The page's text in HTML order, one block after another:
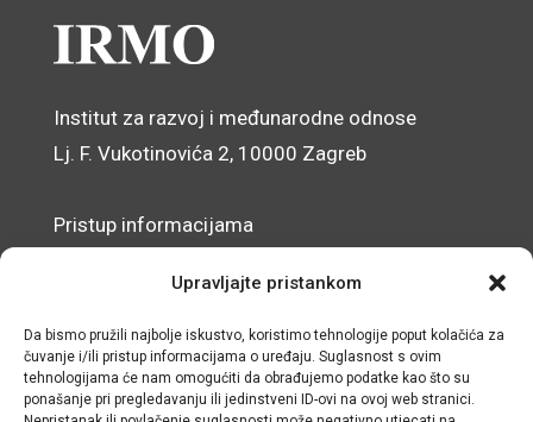
Upravljajte pristankom
Da bismo pružili najbolje iskustvo, koristimo tehnologije poput kolačića za
čuvanje i/ili pristup informacijama o uređaju. Suglasnost s ovim
tehnologijama će nam omogućiti da obrađujemo podatke kao što su
ponašanje pri pregledavanju ili jedinstveni ID-ovi na ovoj web stranici.
Institut za razvoj i međunarodne odnose
Lj. F. Vukotinovića 2, 10000 Zagreb
Pristup informacijama
Izjava o pristupačnosti mrežnog sjedišta
© IRMO – Impresum